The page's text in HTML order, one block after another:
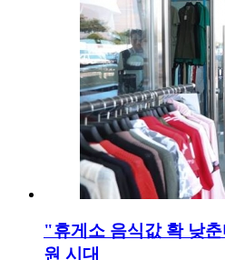
"휴게소 음식값 확 낮
원 시대